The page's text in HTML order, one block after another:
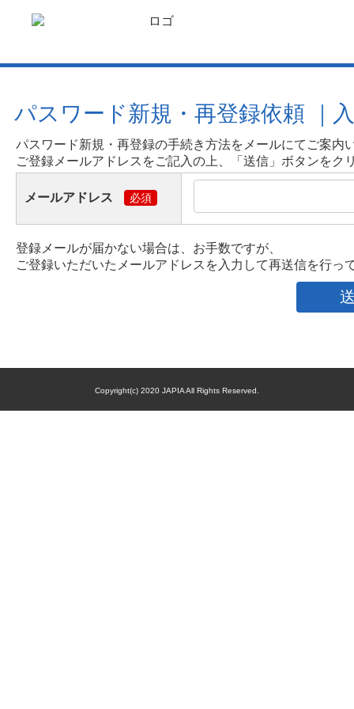
パスワード新規・再登録依頼 ｜
パスワード新規・再登録の手続き方法をメールにてご案内
ご登録メールアドレスをご記入の上、「送信」ボタンをク
メールアドレス 必須
登録メールが届かない場合は、お手数ですが、
ご登録いただいたメールアドレスを入力して再送信を行っ
Copyright(c) 2020 JAPIA All Rights Reserved.